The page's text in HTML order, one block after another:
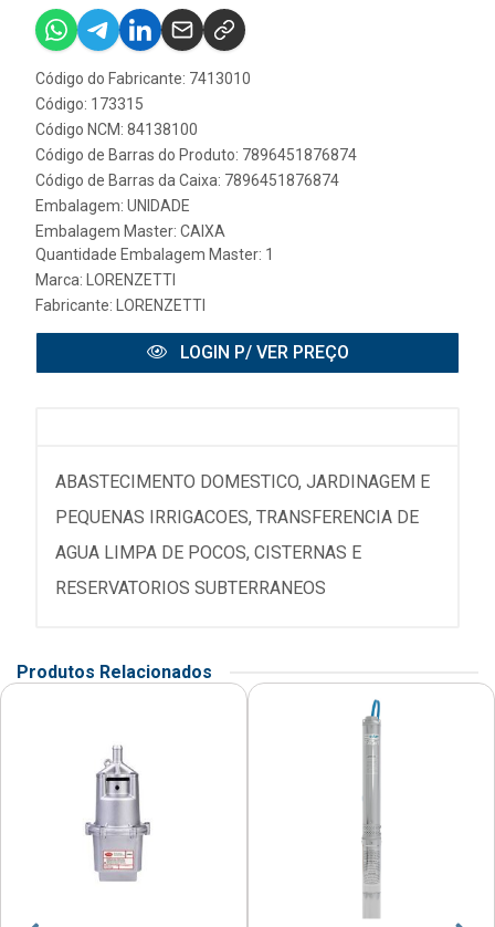
Código do Fabricante: 7413010
Código: 173315
Código NCM: 84138100
Código de Barras do Produto: 7896451876874
Código de Barras da Caixa: 7896451876874
Embalagem: UNIDADE
Embalagem Master: CAIXA
Quantidade Embalagem Master: 1
Marca: LORENZETTI
Fabricante: LORENZETTI
LOGIN P/ VER PREÇO
ABASTECIMENTO DOMESTICO, JARDINAGEM E
PEQUENAS IRRIGACOES, TRANSFERENCIA DE
AGUA LIMPA DE POCOS, CISTERNAS E
RESERVATORIOS SUBTERRANEOS
Produtos Relacionados